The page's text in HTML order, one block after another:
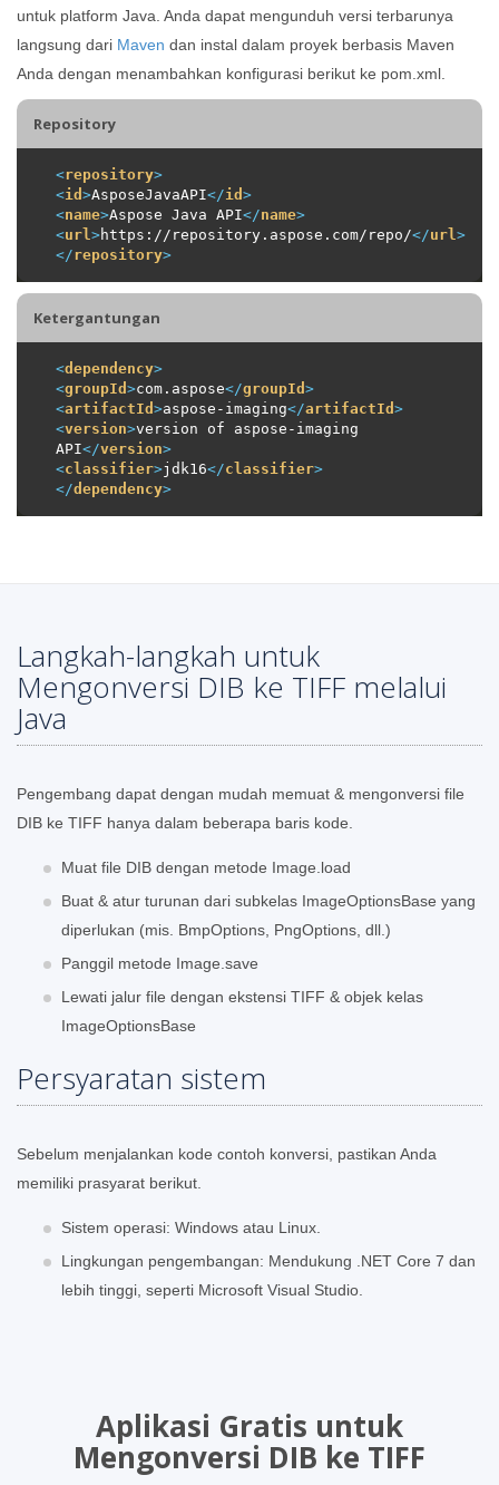
untuk platform Java. Anda dapat mengunduh versi terbarunya
langsung dari Maven dan instal dalam proyek berbasis Maven
Anda dengan menambahkan konfigurasi berikut ke pom.xml.
Repository
<repository>
<id >AsposeJavaAPI</id >
<name>Aspose Java API</name>
<url >https://repository.aspose.com/repo/</url >
</repository>
Ketergantungan
<dependency>
<groupId >com.aspose</groupId >
<artifactId >aspose-imaging</artifactId >
<version>version of aspose-imaging
API</version>
<classifier>jdk16</classifier>
</dependency>
Langkah-langkah untuk
Mengonversi DIB ke TIFF melalui
Java
Pengembang dapat dengan mudah memuat & mengonversi file
DIB ke TIFF hanya dalam beberapa baris kode.
Muat file DIB dengan metode Image.load
Buat & atur turunan dari subkelas ImageOptionsBase yang
diperlukan (mis. BmpOptions, PngOptions, dll.)
Panggil metode Image.save
Lewati jalur file dengan ekstensi TIFF & objek kelas
ImageOptionsBase
Persyaratan sistem
Sebelum menjalankan kode contoh konversi, pastikan Anda
memiliki prasyarat berikut.
Sistem operasi: Windows atau Linux.
Lingkungan pengembangan: Mendukung .NET Core 7 dan
lebih tinggi, seperti Microsoft Visual Studio.
Aplikasi Gratis untuk
Mengonversi DIB ke TIFF